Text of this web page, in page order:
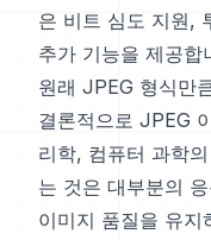
은 비트 심도 지원,
추가 기능을 제공합
원래 JPEG 형식만
결론적으로 JPEG
리학, 컴퓨터 과학
는 것은 대부분의
이미지 품질을 유